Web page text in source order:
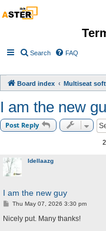
Search FAQ
Board index Multiseat
I am the new
Post Reply
Idellaazg
I am the new guy
P
s
Thu May 07, 2026 3:30 pm
Nicely put. Many thanks!